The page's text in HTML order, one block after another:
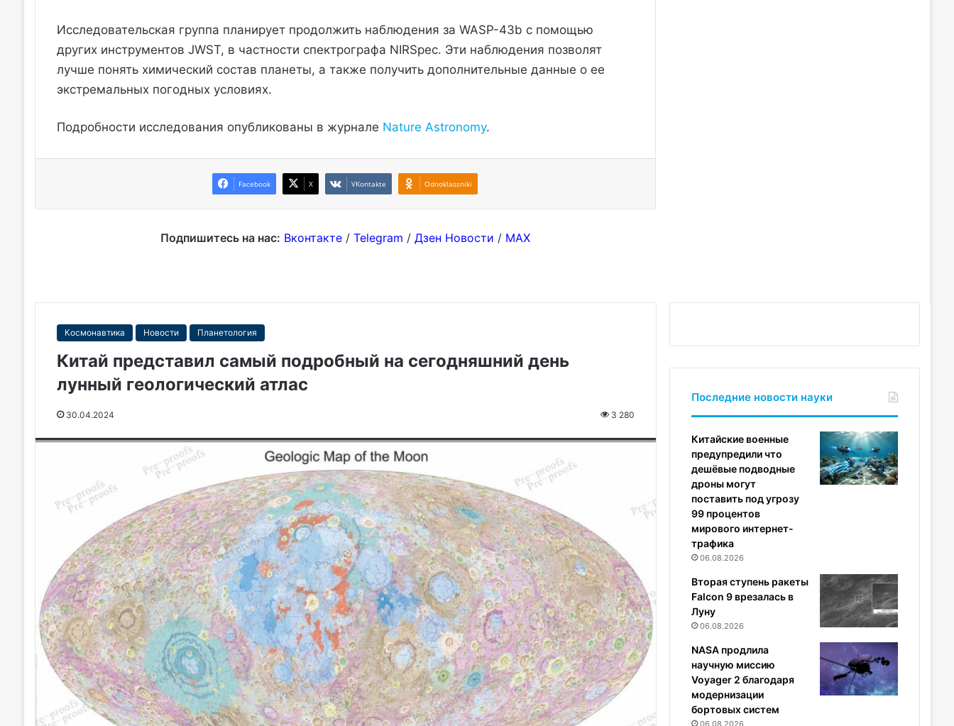
Исследовательская группа планирует продолжить наблюдения за WASP-43b с помощью
других инструментов JWST, в частности спектрографа NIRSpec. Эти наблюдения позволят
лучше понять химический состав планеты, а также получить дополнительные данные о ее
экстремальных погодных условиях.
Подробности исследования опубликованы в журнале Nature Astronomy.
Facebook X VKontakte Odnoklassniki
Подпишитесь на нас: Вконтакте/ Telegram / Дзен Новости / MAX